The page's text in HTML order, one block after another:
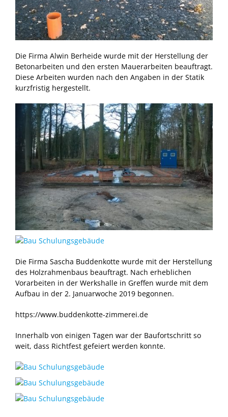
Die Firma Alwin Berheide wurde mit der Herstellung der
Betonarbeiten und den ersten Mauerarbeiten beauftragt.
Diese Arbeiten wurden nach den Angaben in der Statik
kurzfristig hergestellt.
Die Firma Sascha Buddenkotte wurde mit der Herstellung
des Holzrahmenbaus beauftragt. Nach erheblichen
Vorarbeiten in der Werkshalle in Greffen wurde mit dem
Aufbau in der 2. Januarwoche 2019 begonnen.
https://www.buddenkotte-zimmerei.de
Innerhalb von einigen Tagen war der Baufortschritt so
weit, dass Richtfest gefeiert werden konnte.